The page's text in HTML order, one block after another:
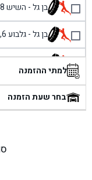
בן גל - השיש 8, חיפה - חיפה
בן גל - גלבוע 6, שילת - שילת
בן גל -
בן גל - שכונת
בן גל - דרך השבעה 20,
למתי ההזמנה
בחר שעת הזמנה